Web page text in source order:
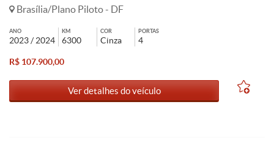
Brasília/Plano Piloto - DF
ANO
2023 / 2024
KM
6300
COR
Cinza
PORTAS
4
R$ 107.900,00
Ver detalhes do veículo